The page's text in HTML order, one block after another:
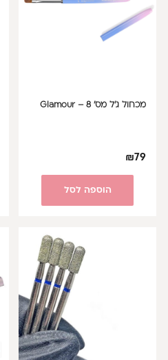
מכחול ג’ל מס’ 8 – Glamour
₪79
הוספה לסל